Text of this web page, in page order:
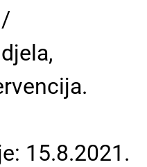
15.8.2021.